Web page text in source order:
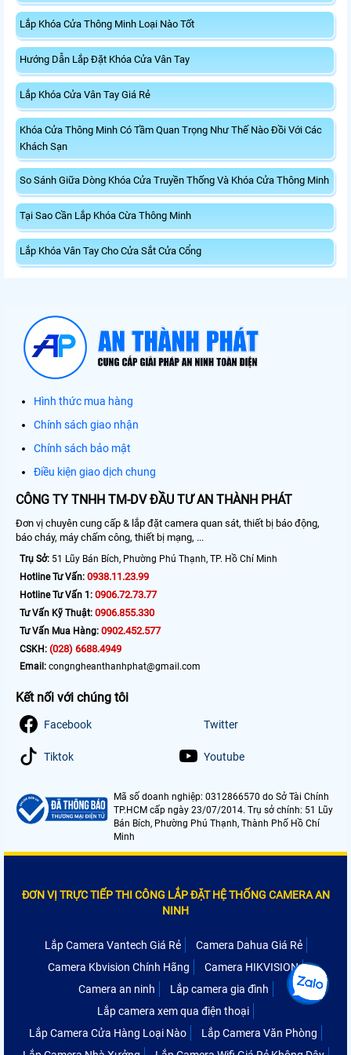
Lắp Khóa Cửa Thông Minh Loại Nào Tốt
Hướng Dẫn Lắp Đặt Khóa Cửa Vân Tay
Lắp Khóa Cửa Vân Tay Giá Rẻ
Khóa Cửa Thông Minh Có Tầm Quan Trọng Như Thế Nào Đồi Với Các
Khách Sạn
So Sánh Giữa Dòng Khóa Cửa Truyền Thống Và Khóa Cửa Thông Minh
Tại Sao Cần Lắp Khóa Cừa Thông Minh
Lắp Khóa Vân Tay Cho Cửa Sắt Cửa Cổng
Hình thức mua hàng
Chính sách giao nhận
Chính sách bảo mật
Điều kiện giao dịch chung
CÔNG TY TNHH TM-DV ĐẦU TƯ AN THÀNH PHÁT
Đơn vị chuyên cung cấp & lắp đặt camera quan sát, thiết bị báo động,
báo cháy, máy chấm công, thiết bị mạng, ...
Trụ Sở: 51 Lũy Bán Bích, Phường Phú Thạnh, TP. Hồ Chí Minh
Hotline Tư Vấn: 0938.11.23.99
Hotline Tư Vấn 1: 0906.72.73.77
Tư Vấn Kỹ Thuật: 0906.855.330
Tư Vấn Mua Hàng: 0902.452.577
CSKH: (028) 6688.4949
Email: congngheanthanhphat@gmail.com
Kết nối với chúng tôi
Facebook Twitter
Tiktok Youtube
Mã số doanh nghiệp: 0312866570 do Sở Tài Chính
TP.HCM cấp ngày 23/07/2014. Trụ sở chính: 51 Lũy
Bán Bích, Phường Phú Thạnh, Thành Phố Hồ Chí
Minh
ĐƠN VỊ TRỰC TIẾP THI CÔNG LẮP ĐẶT HỆ THỐNG CAMERA AN
NINH
Lắp Camera Vantech Giá Rẻ
Camera Dahua Giá Rẻ
Camera Kbvision Chính Hãng
Camera HIKVISION
Camera an ninh
Lắp camera gia đình
Lắp camera xem qua điện thoại
Lắp Camera Cửa Hàng Loại Nào
Lắp Camera Văn Phòng